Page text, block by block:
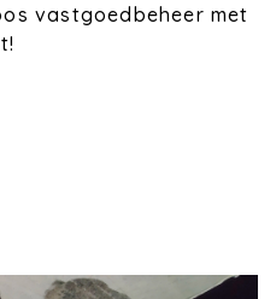
vastgoedbeheer met